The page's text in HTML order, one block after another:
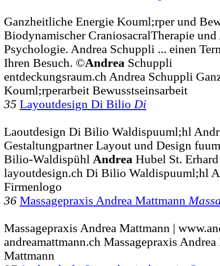
Ganzheitliche Energie Kouml;rper und
Biodynamischer CraniosacralTherapie
Psychologie. Andrea Schuppli ... einen
Ihren Besuch. ©Andrea Schuppli
entdeckungsraum.ch Andrea Schuppli
Kouml;rperarbeit Bewusstseinsarbeit
35 Layoutdesign Di Bilio Di
Laoutdesign Di Bilio Waldispuuml;hl
Gestaltungpartner Layout und Design
Bilio-Waldispühl Andrea Hubel St.
layoutdesign.ch Di Bilio Waldispuuml;hl
Firmenlogo
36 Massagepraxis Andrea Mattmann
Massagepraxis Andrea Mattmann |
andreamattmann.ch Massagepraxis
Mattmann